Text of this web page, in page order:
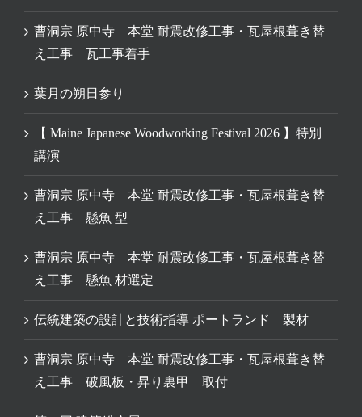
曹洞宗 原中寺 本堂 耐震改修工事・瓦屋根葺き替
え工事 瓦工事着手
葉月の朔日参り
【 Maine Japanese Woodworking Festival 2026 】特別
講演
曹洞宗 原中寺 本堂 耐震改修工事・瓦屋根葺き替
え工事 懸魚 型
曹洞宗 原中寺 本堂 耐震改修工事・瓦屋根葺き替
え工事 懸魚 材選定
伝統建築の設計と技術指導 ポートランド 製材
曹洞宗 原中寺 本堂 耐震改修工事・瓦屋根葺き替
え工事 破風板・昇り裏甲 取付